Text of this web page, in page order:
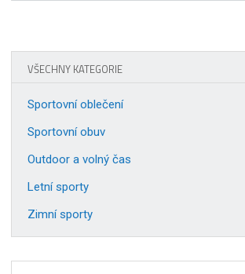
VŠECHNY KATEGORIE
Sportovní oblečení
Sportovní obuv
Outdoor a volný čas
Letní sporty
Zimní sporty